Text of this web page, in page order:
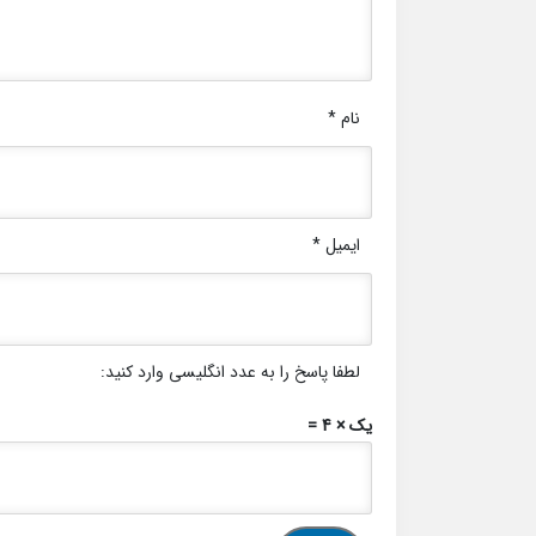
نام*
ایمیل*
لطفا پاسخ را به عدد انگلیسی وارد کنید:
یک × 4 =